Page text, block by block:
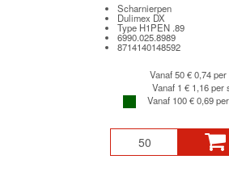
Scharnierpen
Dulimex DX
Type H1PEN .89
6990.025.8989
8714140148592
Vanaf 50 € 0,74
Vanaf 1 € 1,16 per
Vanaf 100 € 0,69